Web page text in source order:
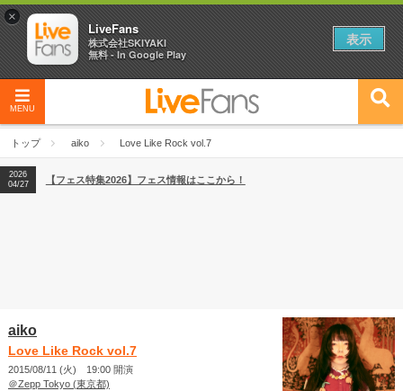
MENU
トップ aiko Love Like Rock vol.7
2026
04/27
2026
【ライブ動員ランキング】2026年上半期編発表！
2026
04/27
【フェス特集2026】フェス情報はここから！
aiko
Love Like Rock vol.7
2015/08/11 (火) 19:00 開演
＠Zepp Tokyo (東京都)
×
LiveFans
株式会社SKIYAKI
無料 - In Google Play
表示